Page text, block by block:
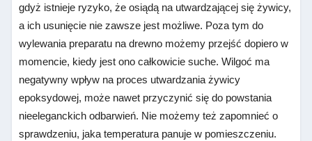
gdyż istnieje ryzyko, że osiądą na utwardzającej się żywicy,
a ich usunięcie nie zawsze jest możliwe. Poza tym do
wylewania preparatu na drewno możemy przejść dopiero w
momencie, kiedy jest ono całkowicie suche. Wilgoć ma
negatywny wpływ na proces utwardzania żywicy
epoksydowej, może nawet przyczynić się do powstania
nieeleganckich odbarwień. Nie możemy też zapomnieć o
sprawdzeniu, jaka temperatura panuje w pomieszczeniu.